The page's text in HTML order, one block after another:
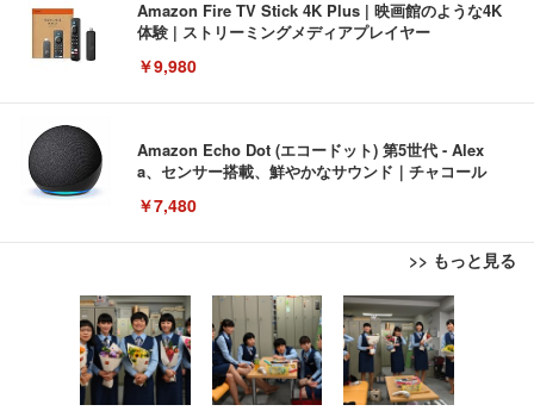
Amazon Fire TV Stick 4K Plus | 映画館のような4K
体験 | ストリーミングメディアプレイヤー
￥9,980
Amazon Echo Dot (エコードット) 第5世代 - Alex
a、センサー搭載、鮮やかなサウンド｜チャコール
￥7,480
>> もっと見る
[EdoErgo] オフィスチェア 椅子 テレワーク 疲れな
い 跳ね上げ式アームレスト コンパクト 約105度ロッ
キング pc 事務椅子 360度回転 座面昇降 強化ナイロ
ン樹脂ベース 通気性メッシュ 在宅ワーク H-WY01
(黒網+黒枠+黒足)
￥5,699
EIZO ビジネス向けプレミアムモニター | FlexScan
EV3240X-WT | 31.5型4K UHD・USB Type-C・ホワ
イト
￥105,595
Amazonベーシック ペットシーツ 薄型 レギュラー 1
回使い捨て 無香料 ホワイト 300枚
￥3,373